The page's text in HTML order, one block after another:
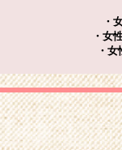
・
・女
・